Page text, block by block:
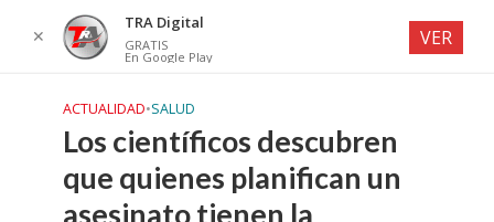
ACTUALIDAD•SALUD
Los científicos descubren
que quienes planifican un
asesinato tienen la
✕
TRA Digital
GRATIS
En Google Play
VER